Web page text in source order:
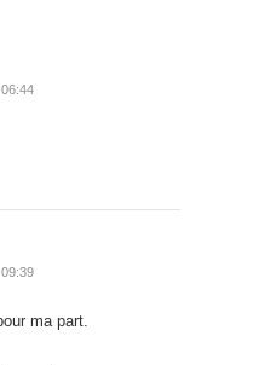
ma part.